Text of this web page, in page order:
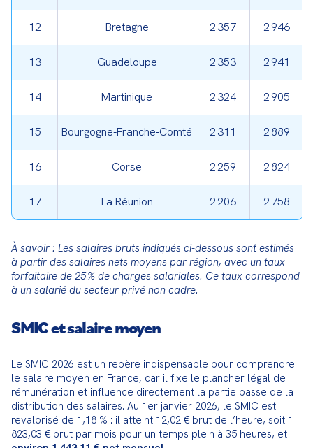
12 Bretagne 2 357 2 946
13 Guadeloupe 2 353 2 941
14 Martinique 2 324 2 905
15 Bourgogne‑Franche‑Comté 2 311 2 889
16 Corse 2 259 2 824
17 La Réunion 2 206 2 758
À savoir : Les salaires bruts indiqués ci-dessous sont estimés
à partir des salaires nets moyens par région, avec un taux
forfaitaire de 25 % de charges salariales. Ce taux correspond
à un salarié du secteur privé non cadre.
SMIC et salaire moyen
Le SMIC 2026 est un repère indispensable pour comprendre
le salaire moyen en France, car il fixe le plancher légal de
rémunération et influence directement la partie basse de la
distribution des salaires. Au 1er janvier 2026, le SMIC est
revalorisé de 1,18 % : il atteint 12,02 € brut de l’heure, soit 1